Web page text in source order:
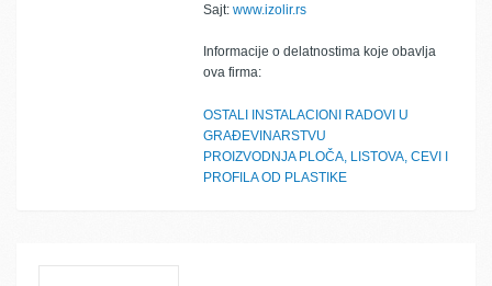
Sajt: www.izolir.rs
Informacije o delatnostima koje obavlja
ova firma:
OSTALI INSTALACIONI RADOVI U
GRAĐEVINARSTVU
PROIZVODNJA PLOČA, LISTOVA, CEVI I
PROFILA OD PLASTIKE